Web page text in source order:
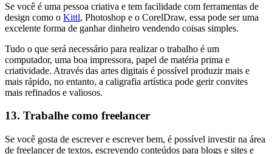
Se você é uma pessoa criativa e tem facilidade com ferramentas de
design como o Kittl, Photoshop e o CorelDraw, essa pode ser uma
excelente forma de ganhar dinheiro vendendo coisas simples.
Tudo o que será necessário para realizar o trabalho é um
computador, uma boa impressora, papel de matéria prima e
criatividade. Através das artes digitais é possível produzir mais e
mais rápido, no entanto, a caligrafia artística pode gerir convites
mais refinados e valiosos.
13. Trabalhe como freelancer
Se você gosta de escrever e escrever bem, é possível investir na área
de freelancer de textos, escrevendo conteúdos para blogs e sites e